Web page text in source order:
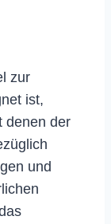
zur
ist,
denen der
und